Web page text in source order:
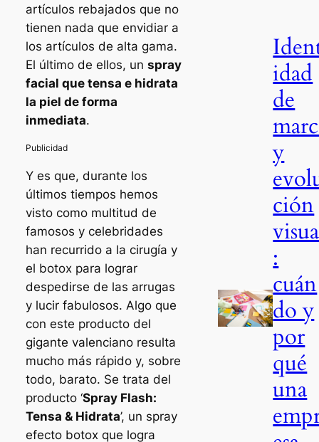
artículos rebajados que no
tienen nada que envidiar a
los artículos de alta gama.
El último de ellos, un spray
facial que tensa e hidrata
la piel de forma
inmediata.
Y es que, durante los
últimos tiempos hemos
visto como multitud de
famosos y celebridades
han recurrido a la cirugía y
el botox para lograr
despedirse de las arrugas
y lucir fabulosos. Algo que
con este producto del
gigante valenciano resulta
mucho más rápido y, sobre
todo, barato. Se trata del
producto ‘Spray Flash:
Tensa & Hidrata’, un spray
efecto botox que logra
idad
de
y
ción
:
cuán
do y
por
qué
una